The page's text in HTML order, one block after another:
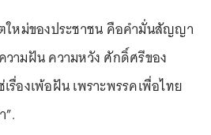
ใหม่ของประชาชน คือคำมั่นสัญญา
ามฝัน ความหวัง ศักดิ์ศรีของ
รื่องเพ้อฝัน เพราะพรรคเพื่อไทย